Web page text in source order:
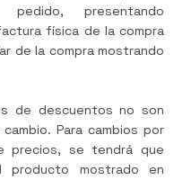
presentando
física de la compra
de la compra mostrando
de descuentos no son
Para cambios por
precios, se tendrá que
mostrado en